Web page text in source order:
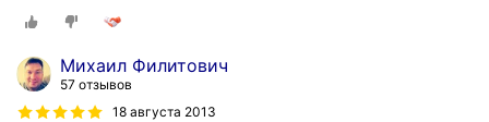
Михаил Филитович
57 отзывов
18 августа 2013